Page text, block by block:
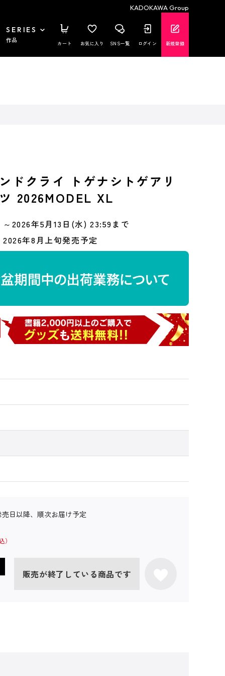
KADOKAWA Group
SERIES
作品 カート お気に入り SNS一覧 ログイン 新規登録
ドクライ トゲナシトゲアリ
2026MODEL XL
～2026年5月13日(水) 23:59まで
2026年8月上旬発売予定
売日以降、順次お届け予定
販売が終了している商品です